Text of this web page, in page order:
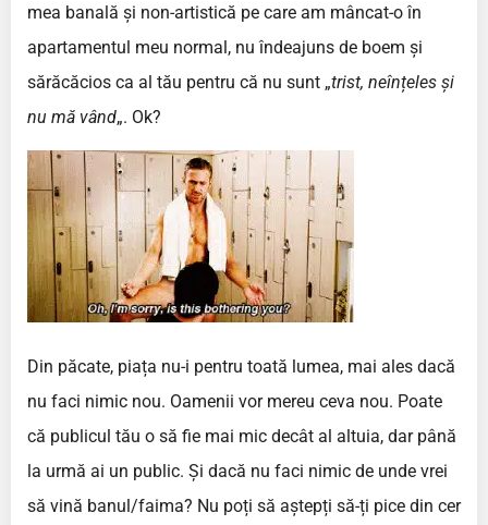
mea banală și non-artistică pe care am mâncat-o în
apartamentul meu normal, nu îndeajuns de boem și
sărăcăcios ca al tău pentru că nu sunt „trist, neînțeles și
nu mă vând„. Ok?
Din păcate, piața nu-i pentru toată lumea, mai ales dacă
nu faci nimic nou. Oamenii vor mereu ceva nou. Poate
că publicul tău o să fie mai mic decât al altuia, dar până
la urmă ai un public. Și dacă nu faci nimic de unde vrei
să vină banul/faima? Nu poți să aștepți să-ți pice din cer